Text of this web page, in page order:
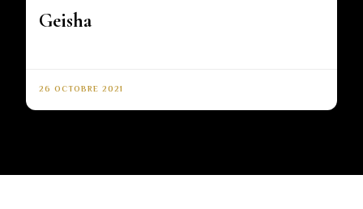
Geisha
26 OCTOBRE 2021